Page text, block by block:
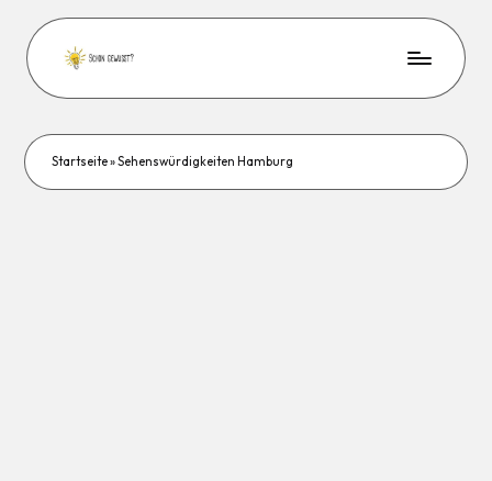
Startseite»Sehenswürdigkeiten Hamburg